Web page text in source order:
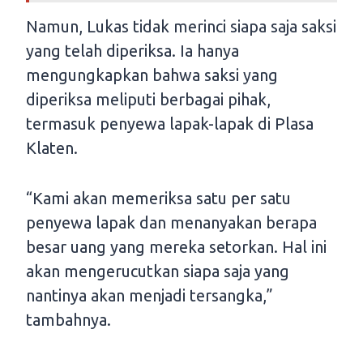
Namun, Lukas tidak merinci siapa saja saksi
yang telah diperiksa. Ia hanya
mengungkapkan bahwa saksi yang
diperiksa meliputi berbagai pihak,
termasuk penyewa lapak-lapak di Plasa
Klaten.
“Kami akan memeriksa satu per satu
penyewa lapak dan menanyakan berapa
besar uang yang mereka setorkan. Hal ini
akan mengerucutkan siapa saja yang
nantinya akan menjadi tersangka,”
tambahnya.